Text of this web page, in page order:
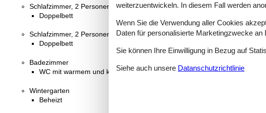
Schlafzimmer, 2 Personen
Doppelbett
Schlafzimmer, 2 Personen
Doppelbett
Badezimmer
WC mit warmem und kaltem Wasser, Dusche und Badewanne
Wintergarten
Beheizt
weiterzuentwickeln. In diesem Fall werden
Wenn Sie die Verwendung aller Cookies
Daten für personalisierte Marketingzwecke an
Sie können Ihre Einwilligung in Bezug auf
Siehe auch unsere Datanschutzrichtlinie